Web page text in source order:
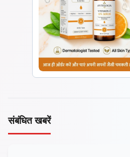
संबंधित खबरें